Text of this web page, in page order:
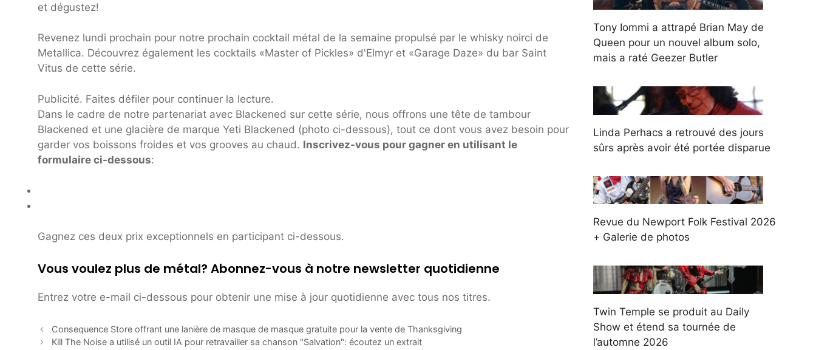
et dégustez!
Revenez lundi prochain pour notre prochain cocktail métal de la semaine propulsé par le whisky noirci de
Metallica. Découvrez également les cocktails «Master of Pickles» d'Elmyr et «Garage Daze» du bar Saint
Vitus de cette série.
Publicité. Faites défiler pour continuer la lecture.
Dans le cadre de notre partenariat avec Blackened sur cette série, nous offrons une tête de tambour
Blackened et une glacière de marque Yeti Blackened (photo ci-dessous), tout ce dont vous avez besoin pour
garder vos boissons froides et vos grooves au chaud. Inscrivez-vous pour gagner en utilisant le
formulaire ci-dessous:
Gagnez ces deux prix exceptionnels en participant ci-dessous.
Vous voulez plus de métal? Abonnez-vous à notre newsletter quotidienne
Entrez votre e-mail ci-dessous pour obtenir une mise à jour quotidienne avec tous nos titres.
Consequence Store offrant une lanière de masque de masque gratuite pour la vente de Thanksgiving
Kill The Noise a utilisé un outil IA pour retravailler sa chanson "Salvation": écoutez un extrait
Tony Iommi a attrapé Brian May de
Queen pour un nouvel album solo,
mais a raté Geezer Butler
Linda Perhacs a retrouvé des jours
sûrs après avoir été portée disparue
Revue du Newport Folk Festival 2026
+ Galerie de photos
Twin Temple se produit au Daily
Show et étend sa tournée de
l’automne 2026